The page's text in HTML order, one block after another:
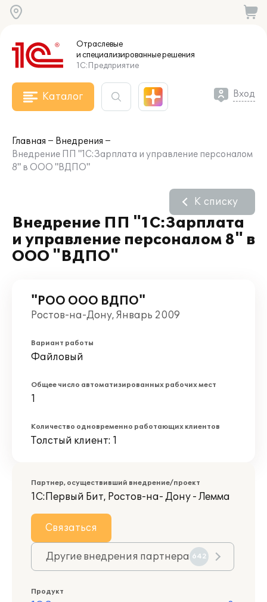
Отраслевые
и специализированныерешения
1С:Предприятие
Каталог Вход
Главная
Внедрения
Внедрение ПП "1С:Зарплата и управление персоналом
8" в ООО "ВДПО"
Внедрение ПП "1С:Зарплата
и управление персоналом 8" в
ООО "ВДПО"
К списку
"РОО ООО ВДПО"
Ростов-на-Дону, Январь 2009
Вариант работы
Файловый
Общее число автоматизированных рабочих мест
1
Количество одновременно работающих клиентов
Толстый клиент: 1
Партнер, осуществивший внедрение/проект
1С:Первый Бит, Ростов-на- Дону - Лемма
Связаться
Другие внедрения партнера 642
Продукт